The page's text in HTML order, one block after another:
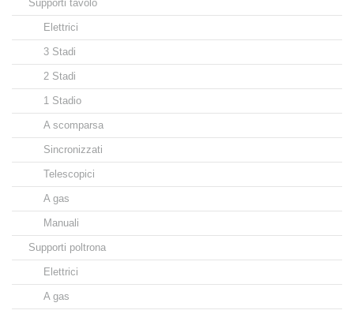
Supporti tavolo
Elettrici
3 Stadi
2 Stadi
1 Stadio
A scomparsa
Sincronizzati
Telescopici
A gas
Manuali
Supporti poltrona
Elettrici
A gas